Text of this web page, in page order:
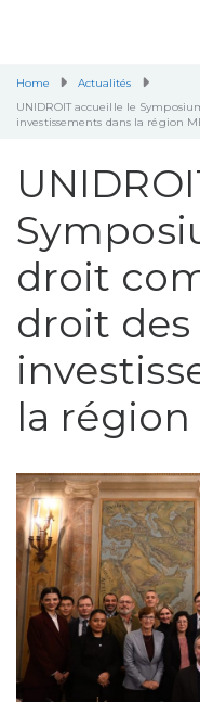
Home
Actualités
UNIDROIT accueille le
investissements dans la région
droit
droit des
la région